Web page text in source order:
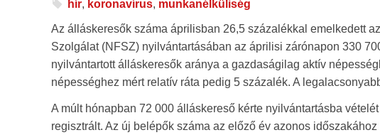
hír, koronavírus, munkanélküliség
Az álláskeresők száma áprilisban 26,5 százalékkal emelkedett
Szolgálat (NFSZ) nyilvántartásában az áprilisi zárónapon 330
nyilvántartott álláskeresők aránya a gazdaságilag aktív
népességhez mért relatív ráta pedig 5 százalék. A
A múlt hónapban 72 000 álláskereső kérte nyilvántartásba
regisztrált. Az új belépők száma az előző év azonos